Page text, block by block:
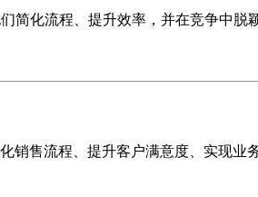
简化流程、提升效率，并在竞争中脱
销售流程、提升客户满意度、实现业